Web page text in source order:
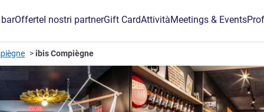
OfferteI nostri partnerGift CardAttivitàMeetings & Events
ibis Compiègne